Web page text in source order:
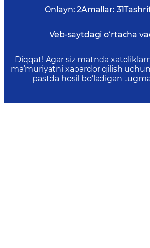
Onlayn: 2Amallar: 31
Veb-saytdagi o‘rtacha
Diqqat! Agar siz matnda
ma’muriyatni xabardor qilish
pastda hosil bo‘ladigan